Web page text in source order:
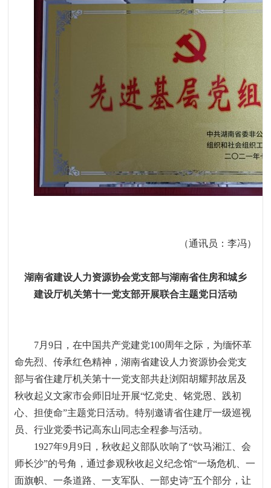
（通讯员：李冯）
湖南省建设人力资源协会党支部与湖南省住房和城乡
建设厅机关第十一党支部开展联合主题党日活动
7月9日，在中国共产党建党100周年之际，为缅怀革
命先烈、传承红色精神，湖南省建设人力资源协会党支
部与省住建厅机关第十一党支部共赴浏阳胡耀邦故居及
秋收起义文家市会师旧址开展“忆党史、铭党恩、践初
心、担使命”主题党日活动。特别邀请省住建厅一级巡视
员、行业党委书记高东山同志全程参与活动。
1927年9月9日，秋收起义部队吹响了“饮马湘江、会
师长沙”的号角，通过参观秋收起义纪念馆“一场危机、一
面旗帜、一条道路、一支军队、一部史诗”五个部分，让